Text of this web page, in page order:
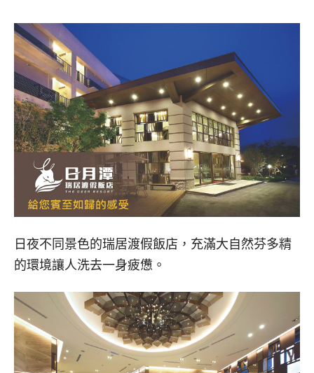
日夜不同景色的瑞居渡假飯店，充滿大自然芬多精
的環境讓人洗去一身疲憊。